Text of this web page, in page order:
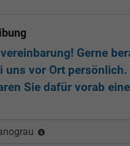
Gerne
uns vor Ort
Sie dafür vorab